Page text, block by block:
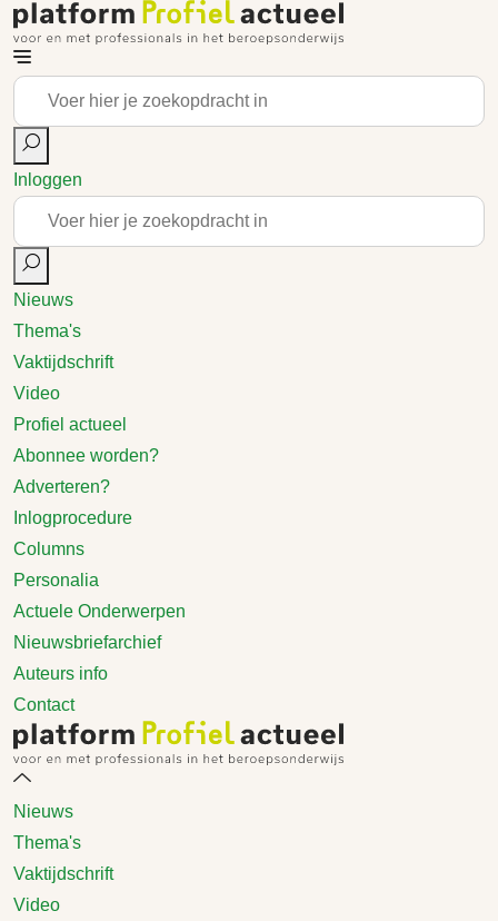
Inloggen
Nieuws
Thema's
Vaktijdschrift
Video
Profiel actueel
Abonnee worden?
Adverteren?
Inlogprocedure
Columns
Personalia
Actuele Onderwerpen
Nieuwsbriefarchief
Auteurs info
Contact
Nieuws
Thema's
Vaktijdschrift
Video